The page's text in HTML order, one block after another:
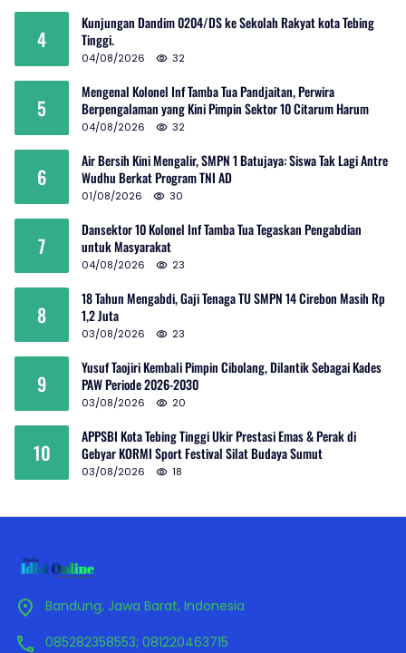
4
Kunjungan Dandim 0204/DS ke Sekolah Rakyat kota Tebing
Tinggi.
04/08/2026 32
5
Mengenal Kolonel Inf Tamba Tua Pandjaitan, Perwira
Berpengalaman yang Kini Pimpin Sektor 10 Citarum Harum
04/08/2026 32
6
Air Bersih Kini Mengalir, SMPN 1 Batujaya: Siswa Tak Lagi Antre
Wudhu Berkat Program TNI AD
01/08/2026 30
7
Dansektor 10 Kolonel Inf Tamba Tua Tegaskan Pengabdian
untuk Masyarakat
04/08/2026 23
8
18 Tahun Mengabdi, Gaji Tenaga TU SMPN 14 Cirebon Masih Rp
1,2 Juta
03/08/2026 23
9
Yusuf Taojiri Kembali Pimpin Cibolang, Dilantik Sebagai Kades
PAW Periode 2026-2030
03/08/2026 20
10
APPSBI Kota Tebing Tinggi Ukir Prestasi Emas & Perak di
Gebyar KORMI Sport Festival Silat Budaya Sumut
03/08/2026 18
Bandung, Jawa Barat, Indonesia
085282358553; 081220463715